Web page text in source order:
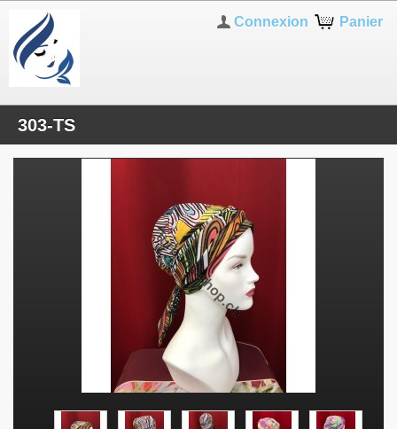
Panier
Connexion
303-TS